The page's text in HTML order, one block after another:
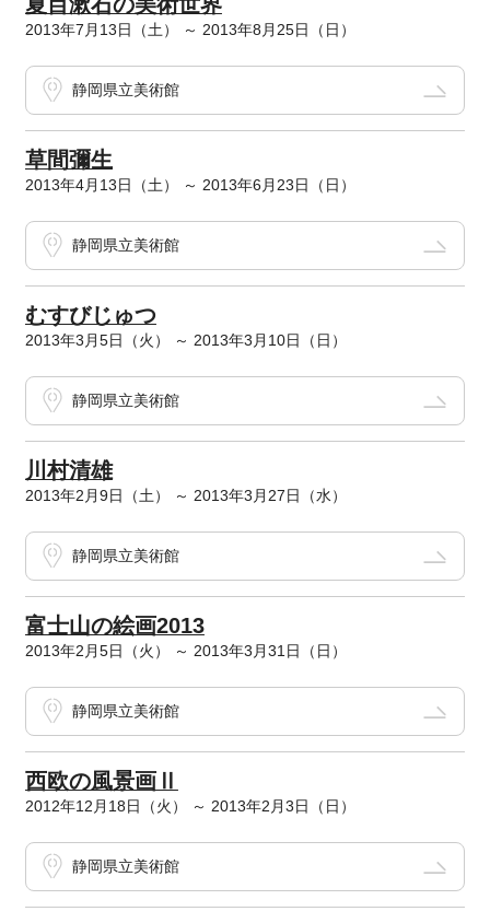
2013年7月13日（土） ～ 2013年8月25日（日）
静岡県立美術館
草間彌生
2013年4月13日（土） ～ 2013年6月23日（日）
静岡県立美術館
むすびじゅつ
2013年3月5日（火） ～ 2013年3月10日（日）
静岡県立美術館
川村清雄
2013年2月9日（土） ～ 2013年3月27日（水）
静岡県立美術館
富士山の絵画2013
2013年2月5日（火） ～ 2013年3月31日（日）
静岡県立美術館
西欧の風景画Ⅱ
2012年12月18日（火） ～ 2013年2月3日（日）
静岡県立美術館